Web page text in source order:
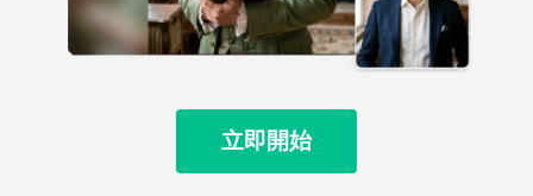
立即開始